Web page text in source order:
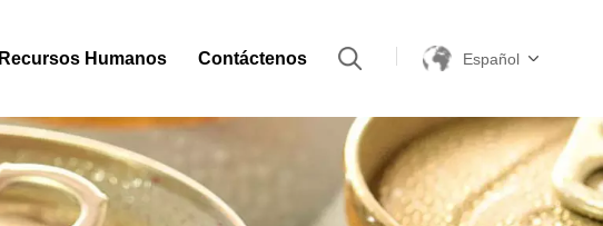
Recursos Humanos Contáctenos Español